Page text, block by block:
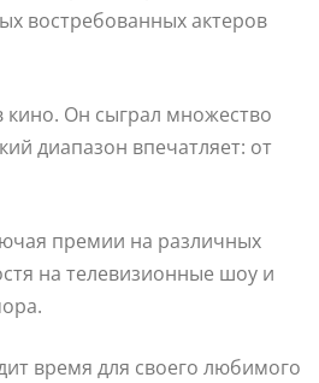
востребованных актеров
кино. Он сыграл множество
диапазон впечатляет: от
премии на различных
на телевизионные шоу и
время для своего любимого